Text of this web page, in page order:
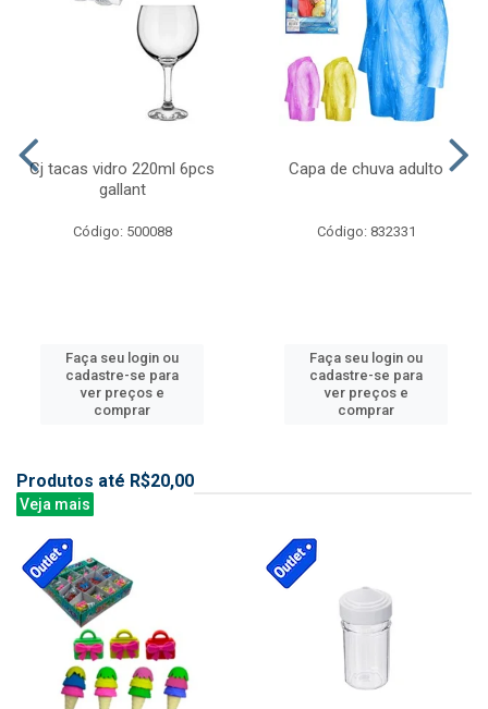
Cj tacas vidro 220ml 6pcs
gallant
Código: 500088
Faça seu login ou
cadastre-se para
ver preços e
comprar
Capa de chuva adulto
Código: 832331
Faça seu login ou
cadastre-se para
ver preços e
comprar
Produtos até R$20,00
Veja mais